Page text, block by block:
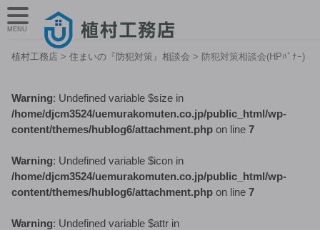
植村工務店 > 住まいの『防犯対策』相談会 > 防犯対策相談会(HPﾊﾞﾅｰ)
Warning: Undefined variable $size in
/home/djcm3524/uemurakomuten.co.jp/public_html/wp-
content/themes/hublog6/attachment.php on line 7
Warning: Undefined variable $icon in
/home/djcm3524/uemurakomuten.co.jp/public_html/wp-
content/themes/hublog6/attachment.php on line 7
Warning: Undefined variable $attr in
MENU